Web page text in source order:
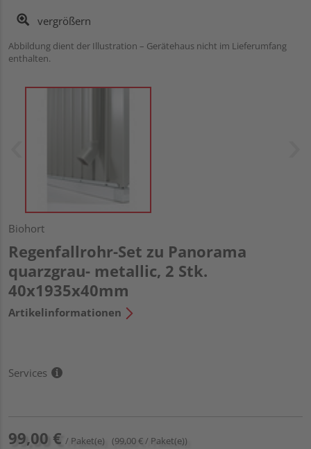
vergrößern
Abbildung dient der Illustration – Gerätehaus nicht im Lieferumfang
enthalten.
Biohort
Regenfallrohr-Set zu Panorama
quarzgrau- metallic, 2 Stk.
40x1935x40mm
Artikelinformationen
Services
99,00 € / Paket(e) (99,00 € / Paket(e))